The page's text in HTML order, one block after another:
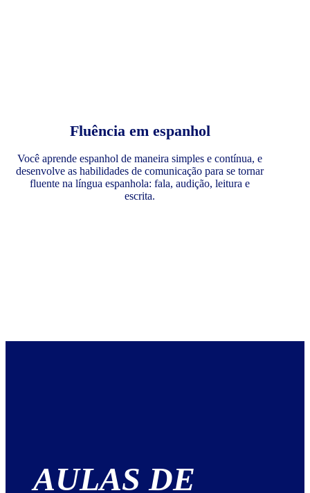
Fluência em espanhol
Você aprende espanhol de maneira simples e contínua, e
desenvolve as habilidades de comunicação para se tornar
fluente na língua espanhola: fala, audição, leitura e
escrita.
AULAS DE